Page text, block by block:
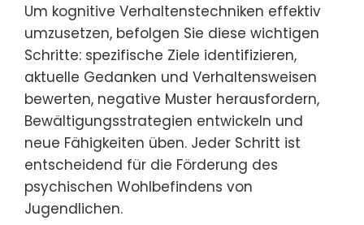
Um kognitive Verhaltenstechniken effektiv
umzusetzen, befolgen Sie diese wichtigen
Schritte: spezifische Ziele identifizieren,
aktuelle Gedanken und Verhaltensweisen
bewerten, negative Muster herausfordern,
Bewältigungsstrategien entwickeln und
neue Fähigkeiten üben. Jeder Schritt ist
entscheidend für die Förderung des
psychischen Wohlbefindens von
Jugendlichen.